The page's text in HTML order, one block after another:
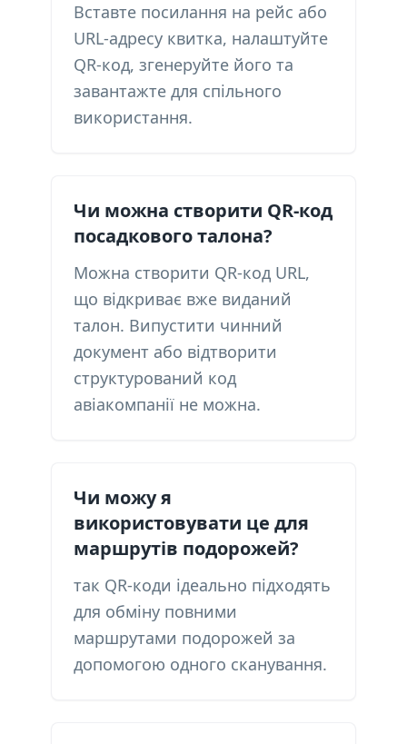
Вставте посилання на рейс або
URL-адресу квитка, налаштуйте
QR-код, згенеруйте його та
завантажте для спільного
використання.
Чи можна створити QR-код
посадкового талона?
Можна створити QR-код URL,
що відкриває вже виданий
талон. Випустити чинний
документ або відтворити
структурований код
авіакомпанії не можна.
Чи можу я
використовувати це для
маршрутів подорожей?
так QR-коди ідеально підходять
для обміну повними
маршрутами подорожей за
допомогою одного сканування.